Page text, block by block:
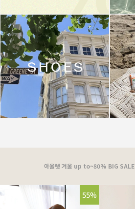
아울렛 겨울 up to~80% BIG SALE
55%